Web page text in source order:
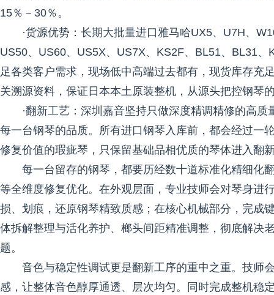
15％－30％。
·货源优势：长期大批量进口雅马哈UX5、U7H、
US50、US60、US5X、US7X、KS2F、BL51、BL31
足各类客户需求，现场低中高端过去都有，现货库存充
关溯源资料，保证日本本土原装整机，从源头把控钢琴
·翻新工艺：深圳嘉音坚持只做深度精调精修的高
每一台钢琴的品质。所有进口钢琴入库前，都会经过一
修复价值的瑕疵琴，只保留基础品相优质的琴体进入翻
每一台留存的钢琴，都要历经数十道标准化精细化
等全维度修复优化。在外观层面，专业技师会对琴身进
损、划痕，还原钢琴精致质感；在核心机械部分，完成
体拆解整理与活化养护、榔头间距精准调整，彻底解决
题。
音色与稳定性调试更是翻新工序的重中之重。技师
感，让整体音色醇厚通透、层次均匀。同时完成整机稳